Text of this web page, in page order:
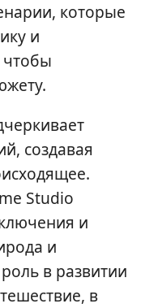
которые
и
чтобы
создавая
Studio
и
и
в развитии
в